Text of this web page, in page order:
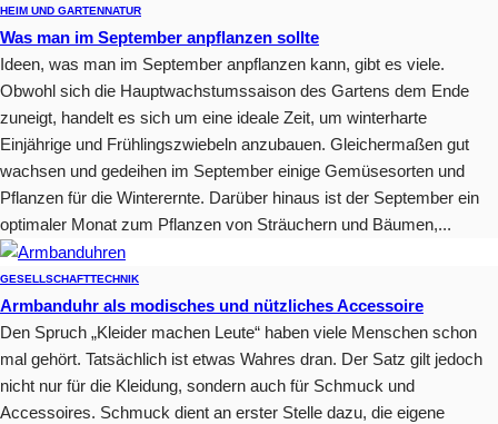
HEIM UND GARTENNATUR
Was man im September anpflanzen sollte
Ideen, was man im September anpflanzen kann, gibt es viele.
Obwohl sich die Hauptwachstumssaison des Gartens dem Ende
zuneigt, handelt es sich um eine ideale Zeit, um winterharte
Einjährige und Frühlingszwiebeln anzubauen. Gleichermaßen gut
wachsen und gedeihen im September einige Gemüsesorten und
Pflanzen für die Winterernte. Darüber hinaus ist der September ein
optimaler Monat zum Pflanzen von Sträuchern und Bäumen,...
GESELLSCHAFTTECHNIK
Armbanduhr als modisches und nützliches Accessoire
Den Spruch „Kleider machen Leute“ haben viele Menschen schon
mal gehört. Tatsächlich ist etwas Wahres dran. Der Satz gilt jedoch
nicht nur für die Kleidung, sondern auch für Schmuck und
Accessoires. Schmuck dient an erster Stelle dazu, die eigene